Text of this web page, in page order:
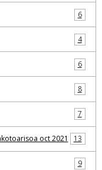
6
4
6
8
7
oct 2021 13
9